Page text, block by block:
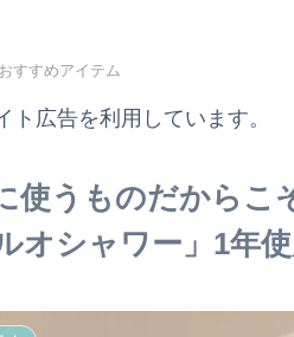
おすすめアイテム
広告を利用しています。
使うものだからこ
オシャワー」1年